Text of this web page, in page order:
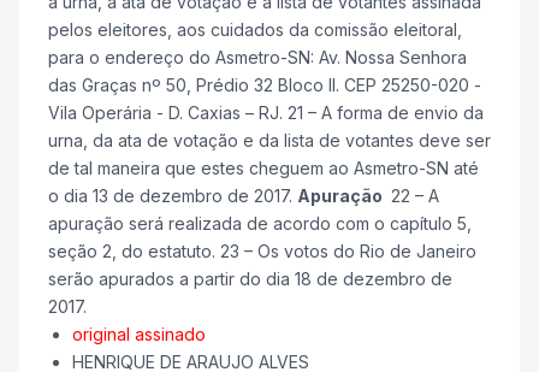
pelos eleitores, aos cuidados da comissão eleitoral,
para o endereço do Asmetro-SN: Av. Nossa Senhora
das Graças nº 50, Prédio 32 Bloco II. CEP 25250-020 -
Vila Operária - D. Caxias – RJ. 21 – A forma de envio da
urna, da ata de votação e da lista de votantes deve ser
de tal maneira que estes cheguem ao Asmetro-SN até
o dia 13 de dezembro de 2017. Apuração 22 – A
apuração será realizada de acordo com o capítulo 5,
seção 2, do estatuto. 23 – Os votos do Rio de Janeiro
serão apurados a partir do dia 18 de dezembro de
2017.
original assinado
HENRIQUE DE ARAUJO ALVES